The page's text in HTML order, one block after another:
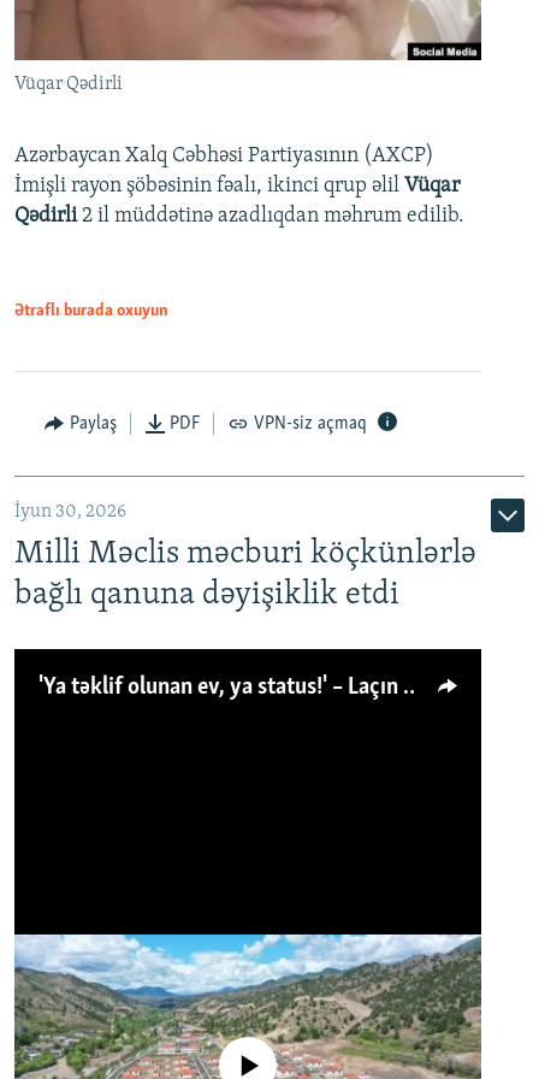
Vüqar Qədirli
Azərbaycan Xalq Cəbhəsi Partiyasının (AXCP)
İmişli rayon şöbəsinin fəalı, ikinci qrup əlil Vüqar
Qədirli2 il müddətinə azadlıqdan məhrum edilib.
Ətraflı burada oxuyun
Paylaş PDF VPN-siz açmaq
İyun 30, 2026
Milli Məclis məcburi köçkünlərlə
bağlı qanuna dəyişiklik etdi
'Ya təklif olunan ev, ya status!' – Laçın köçkünü: 'Laçından başqa heç hara!'
No media source currently available